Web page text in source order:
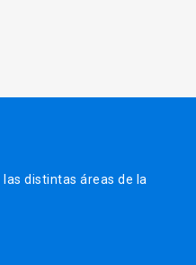
distintas áreas de la